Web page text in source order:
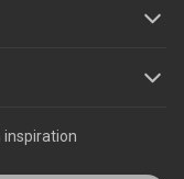
inspiration